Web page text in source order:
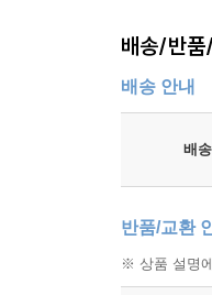
배송/반품
배송 안내
배
반품/교환
※ 상품 설명